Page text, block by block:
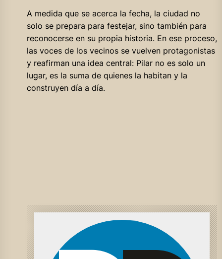
A medida que se acerca la fecha, la ciudad no
solo se prepara para festejar, sino también para
reconocerse en su propia historia. En ese proceso,
las voces de los vecinos se vuelven protagonistas
y reafirman una idea central: Pilar no es solo un
lugar, es la suma de quienes la habitan y la
construyen día a día.